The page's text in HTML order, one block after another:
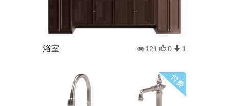
浴室 121 0 1